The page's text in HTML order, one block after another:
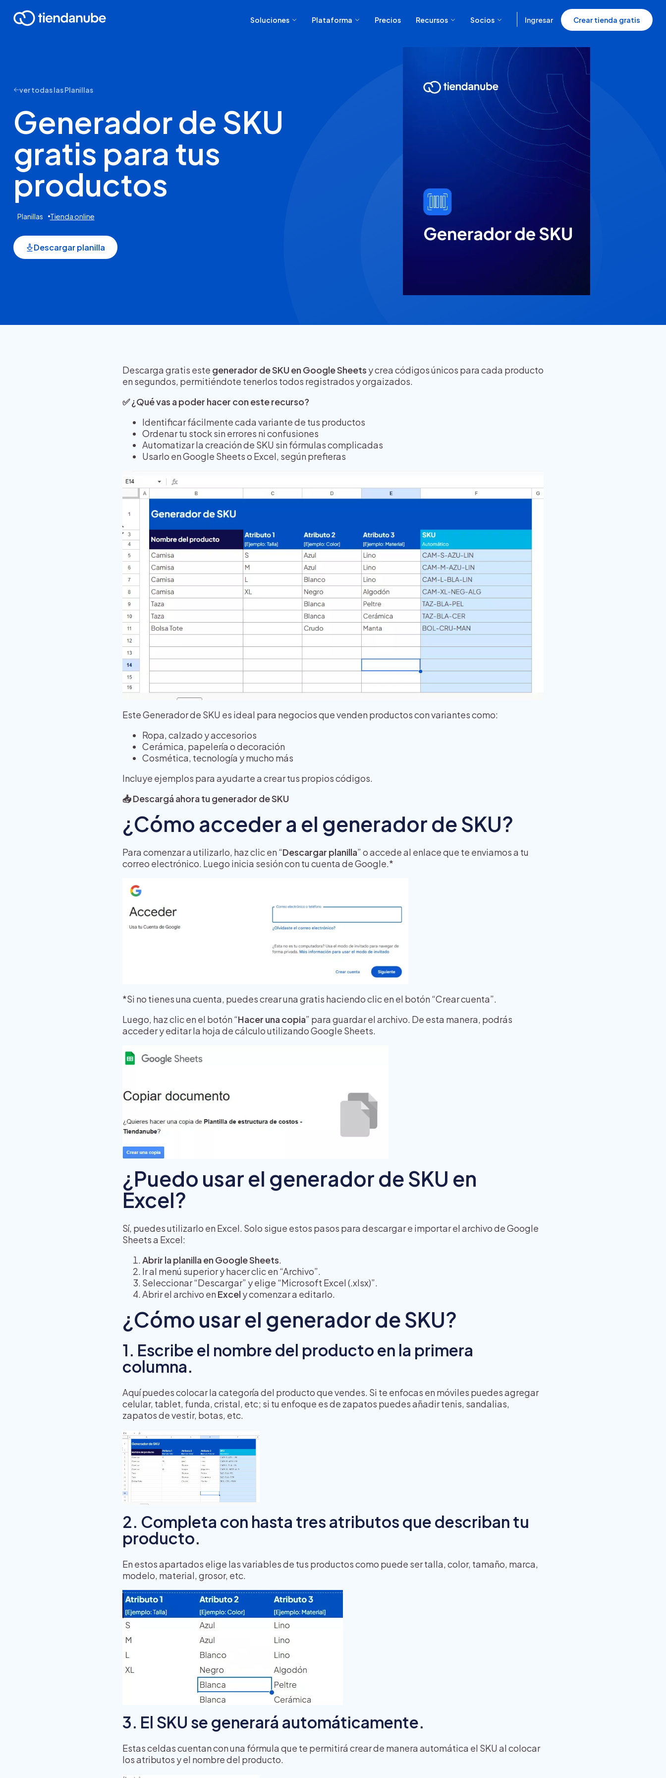
Soluciones Plataforma Precios Recursos Socios Ingresar Crear tienda gratis
ver todas las Planillas
Generador de SKU
gratis para tus
productos
Planillas Tienda online
Descargar planilla
Descarga gratis este generador de SKU en Google Sheets y crea códigos únicos para cada producto
en segundos, permitiéndote tenerlos todos registrados y orgaizados.
✅ ¿Qué vas a poder hacer con este recurso?
Identificar fácilmente cada variante de tus productos
Ordenar tu stock sin errores ni confusiones
Automatizar la creación de SKU sin fórmulas complicadas
Usarlo en Google Sheets o Excel, según prefieras
Este Generador de SKU es ideal para negocios que venden productos con variantes como:
Ropa, calzado y accesorios
Cerámica, papelería o decoración
Cosmética, tecnología y mucho más
Incluye ejemplos para ayudarte a crear tus propios códigos.
📥 Descargá ahora tu generador de SKU
¿Cómo acceder a el generador de SKU?
Para comenzar a utilizarlo, haz clic en “Descargar planilla” o accede al enlace que te enviamos a tu
correo electrónico. Luego inicia sesión con tu cuenta de Google.*
*Si no tienes una cuenta, puedes crear una gratis haciendo clic en el botón “Crear cuenta”.
Luego, haz clic en el botón “Hacer una copia” para guardar el archivo. De esta manera, podrás
acceder y editar la hoja de cálculo utilizando Google Sheets.
¿Puedo usar el generador de SKU en
Excel?
Sí, puedes utilizarlo en Excel. Solo sigue estos pasos para descargar e importar el archivo de Google
Sheets a Excel:
Abrir la planilla en Google Sheets.
Ir al menú superior y hacer clic en “Archivo”.
Seleccionar “Descargar” y elige “Microsoft Excel (.xlsx)”.
Abrir el archivo enExcel y comenzar a editarlo.
¿Cómo usar el generador de SKU?
1. Escribe el nombre del producto en la primera
columna.
Aquí puedes colocar la categoría del producto que vendes. Si te enfocas en móviles puedes agregar
celular, tablet, funda, cristal, etc; si tu enfoque es de zapatos puedes añadir tenis, sandalias,
zapatos de vestir, botas, etc.
2. Completa con hasta tres atributos que describan tu
producto.
En estos apartados elige las variables de tus productos como puede ser talla, color, tamaño, marca,
modelo, material, grosor, etc.
3. El SKU se generará automáticamente.
Estas celdas cuentan con una fórmula que te permitirá crear de manera automática el SKU al colocar
los atributos y el nombre del producto.